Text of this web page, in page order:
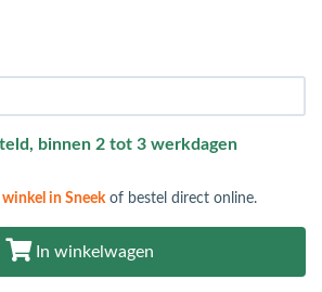
binnen 2 tot 3 werkdagen
winkel in Sneek of bestel direct online.
In winkelwagen